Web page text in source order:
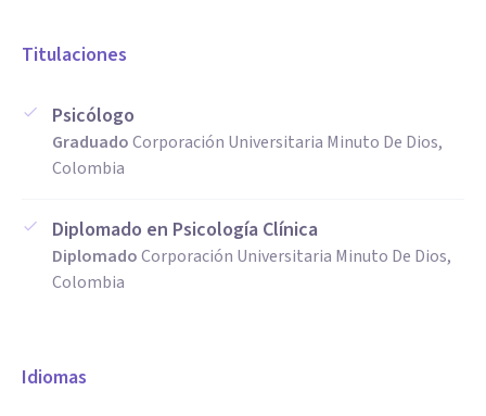
Titulaciones
Psicólogo
GraduadoCorporación Universitaria Minuto De Dios,
Colombia
Diplomado en Psicología Clínica
DiplomadoCorporación Universitaria Minuto De Dios,
Colombia
Idiomas